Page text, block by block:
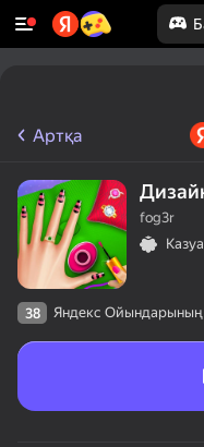
Артқа
fog3r
38 Яндекс Ойындарының